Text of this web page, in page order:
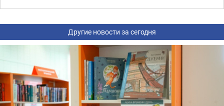
Другие новости за сегодня